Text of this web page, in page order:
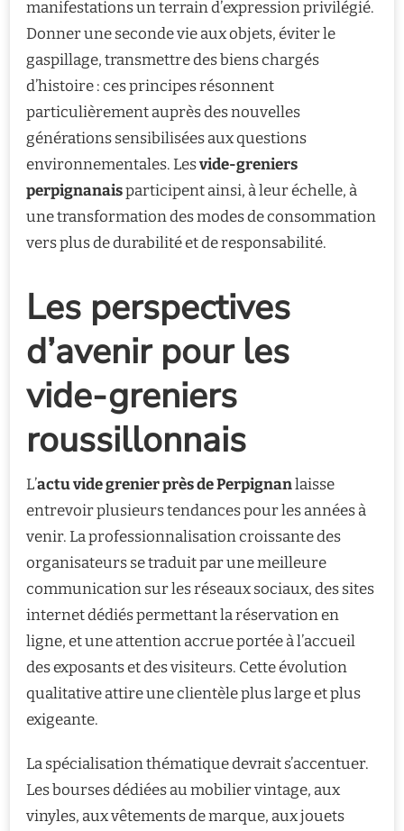
manifestations un terrain d’expression privilégié.
Donner une seconde vie aux objets, éviter le
gaspillage, transmettre des biens chargés
d’histoire : ces principes résonnent
particulièrement auprès des nouvelles
générations sensibilisées aux questions
environnementales. Lesvide-greniers
perpignanaisparticipent ainsi, à leur échelle, à
une transformation des modes de consommation
vers plus de durabilité et de responsabilité.
Les perspectives
d’avenir pour les
vide-greniers
roussillonnais
L’actu vide grenier près de Perpignanlaisse
entrevoir plusieurs tendances pour les années à
venir. La professionnalisation croissante des
organisateurs se traduit par une meilleure
communication sur les réseaux sociaux, des sites
internet dédiés permettant la réservation en
ligne, et une attention accrue portée à l’accueil
des exposants et des visiteurs. Cette évolution
qualitative attire une clientèle plus large et plus
exigeante.
La spécialisation thématique devrait s’accentuer.
Les bourses dédiées au mobilier vintage, aux
vinyles, aux vêtements de marque, aux jouets